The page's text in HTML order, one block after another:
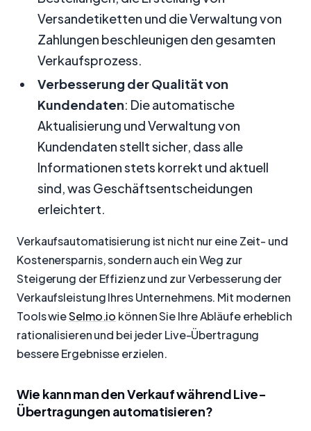
Versandetiketten und die Verwaltung von
Zahlungen beschleunigen den gesamten
Verkaufsprozess.
Verbesserung der Qualität von
Kundendaten: Die automatische
Aktualisierung und Verwaltung von
Kundendaten stellt sicher, dass alle
Informationen stets korrekt und aktuell
sind, was Geschäftsentscheidungen
erleichtert.
Verkaufsautomatisierung ist nicht nur eine Zeit- und
Kostenersparnis, sondern auch ein Weg zur
Steigerung der Effizienz und zur Verbesserung der
Verkaufsleistung Ihres Unternehmens. Mit modernen
Tools wieSelmo.io können Sie Ihre Abläufe erheblich
rationalisieren und bei jeder Live-Übertragung
bessere Ergebnisse erzielen.
Wie kann man den Verkauf während Live-
Übertragungen automatisieren?